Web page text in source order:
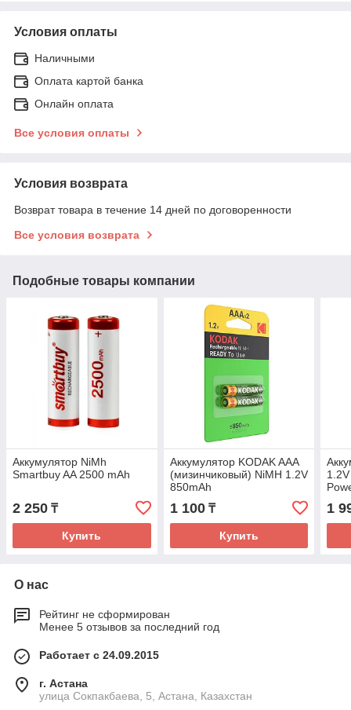
Условия оплаты
Наличными
Оплата картой банка
Онлайн оплата
Все условия оплаты
Условия возврата
Возврат товара в течение 14 дней по договоренности
Все условия возврата
Подобные товары компании
Аккумулятор NiMh
Smartbuy AA 2500 mAh
2 250 ₸
Купить
Аккумулятор KODAK AAA
(мизинчиковый) NiMH 1.2V
850mAh
1 100₸
Купить
1
О нас
Рейтинг не сформирован
Менее 5 отзывов за последний год
Работает с 24.09.2015
г. Астана
улица Сокпакбаева, 5, Астана, Казахстан